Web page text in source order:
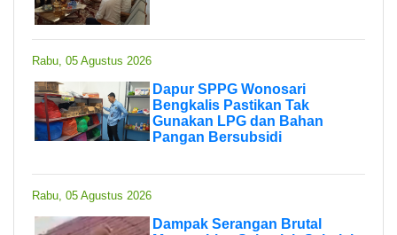
Rabu, 05 Agustus 2026
Dapur SPPG Wonosari
Bengkalis Pastikan Tak
Gunakan LPG dan Bahan
Pangan Bersubsidi
Rabu, 05 Agustus 2026
Dampak Serangan Brutal